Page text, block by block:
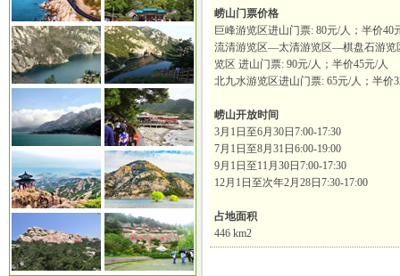
崂山门票价格
巨峰游览区进山门票: 80元/人；半价40
流清游览区—太清游览区—棋盘石游
览区 进山门票: 90元/人；半价45元/人
北九水游览区进山门票: 65元/人；半价
崂山开放时间
3月1日至6月30日7:00-17:30
7月1日至8月31日6:00-19:00
9月1日至11月30日7:00-17:30
12月1日至次年2月28日7:30-17:00
占地面积
446 km2